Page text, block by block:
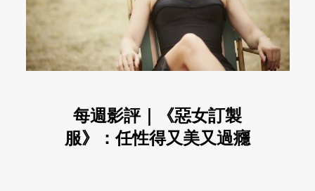
每週影評｜《惡女訂製
服》：任性得又美又過癮